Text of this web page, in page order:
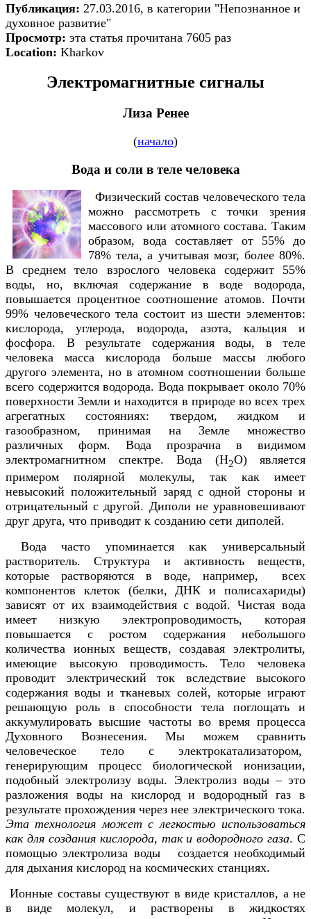
Публикация: 27.03.2016, в категории "Непознанное и
духовное развитие"
Просмотр: эта статья прочитана 7605 раз
Location: Kharkov
Электромагнитные сигналы
Лиза Ренее
(начало)
Вода и соли в теле человека
Физический состав человеческого тела
можно рассмотреть с точки зрения
массового или атомного состава. Таким
образом, вода составляет от 55% до
78% тела, а учитывая мозг, более 80%.
В среднем тело взрослого человека содержит 55%
воды, но, включая содержание в воде водорода,
повышается процентное соотношение атомов. Почти
99% человеческого тела состоит из шести элементов:
кислорода, углерода, водорода, азота, кальция и
фосфора. В результате содержания воды, в теле
человека масса кислорода больше массы любого
другого элемента, но в атомном соотношении больше
всего содержится водорода. Вода покрывает около 70%
поверхности Земли и находится в природе во всех трех
агрегатных состояниях: твердом, жидком и
газообразном, принимая на Земле множество
различных форм. Вода прозрачна в видимом
электромагнитном спектре. Вода (H2O) является
примером полярной молекулы, так как имеет
невысокий положительный заряд с одной стороны и
отрицательный с другой. Диполи не уравновешивают
друг друга, что приводит к созданию сети диполей.
Вода часто упоминается как универсальный
растворитель. Структура и активность веществ,
которые растворяются в воде, например, всех
компонентов клеток (белки, ДНК и полисахариды)
зависят от их взаимодействия с водой. Чистая вода
имеет низкую электропроводимость, которая
повышается с ростом содержания небольшого
количества ионных веществ, создавая электролиты,
имеющие высокую проводимость. Тело человека
проводит электрический ток вследствие высокого
содержания воды и тканевых солей, которые играют
решающую роль в способности тела поглощать и
аккумулировать высшие частоты во время процесса
Духовного Вознесения. Мы можем сравнить
человеческое тело с электрокатализатором,
генерирующим процесс биологической ионизации,
подобный электролизу воды. Электролиз воды – это
разложения воды на кислород и водородный газ в
результате прохождения через нее электрического тока.
Эта технология может с легкостью использоваться
как для создания кислорода, так и водородного газа. С
помощью электролиза воды создается необходимый
для дыхания кислород на космических станциях.
Ионные составы существуют в виде кристаллов, а не
в виде молекул, и растворены в жидкостях